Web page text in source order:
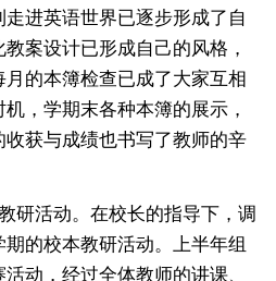
进英语世界已逐步形成了自
案设计已形成自己的风格，
的本簿检查已成了大家互相
，学期末各种本簿的展示，
获与成绩也书写了教师的辛
活动。在校长的指导下，调
的校本教研活动。上半年组
动，经过全体教师的讲课、